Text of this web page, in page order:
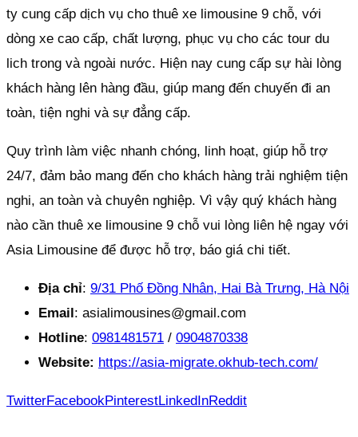
ty cung cấp dịch vụ cho thuê xe limousine 9 chỗ, với
dòng xe cao cấp, chất lượng, phục vụ cho các tour du
lich trong và ngoài nước. Hiện nay cung cấp sự hài lòng
khách hàng lên hàng đầu, giúp mang đến chuyến đi an
toàn, tiện nghi và sự đẳng cấp.
Quy trình làm việc nhanh chóng, linh hoạt, giúp hỗ trợ
24/7, đảm bảo mang đến cho khách hàng trải nghiệm tiện
nghi, an toàn và chuyên nghiệp. Vì vậy quý khách hàng
nào cần thuê xe limousine 9 chỗ vui lòng liên hệ ngay với
Asia Limousine để được hỗ trợ, báo giá chi tiết.
Địa chỉ: 9/31 Phố Đồng Nhân, Hai Bà Trưng, Hà Nội
Email : asialimousines@gmail.com
Hotline: 0981481571 / 0904870338
Website: https://asia-migrate.okhub-tech.com/
TwitterFacebookPinterestLinkedInReddit